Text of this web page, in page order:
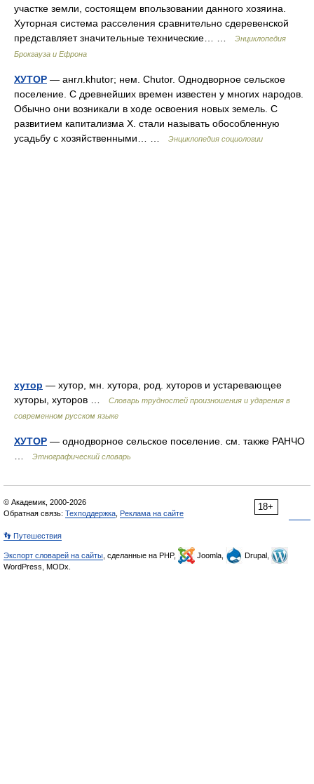
участке земли, состоящем впользовании данного хозяина.
Хуторная система расселения сравнительно сдеревенской
представляет значительные технические… …
Энциклопедия
Брокгауза и Ефрона
ХУТОР — англ.khutor; нем. Chutor. Однодворное сельское
поселение. С древнейших времен известен у многих народов.
Обычно они возникали в ходе освоения новых земель. С
развитием капитализма X. стали называть обособленную
усадьбу с хозяйственными… …
Энциклопедия социологии
хутор — хутор, мн. хутора, род. хуторов и устаревающее
хуторы, хуторов …
Словарь трудностей произношения и ударения в
современном русском языке
ХУТОР — однодворное сельское поселение. см. также РАНЧО
Этнографический словарь
18+
© Академик, 2000-2026
Обратная связь: Техподдержка Реклама на сайте
👣 Путешествия
Экспорт словарей на сайты , сделанные на PHP, Joomla,
Drupal,
WordPress, MODx.